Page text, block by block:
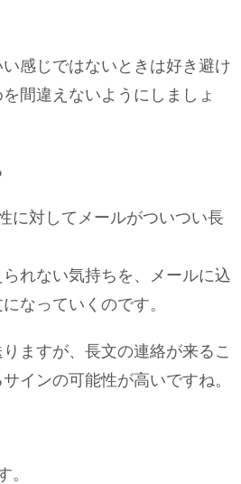
感じではないときは好き避け
間違えないようにしましょ
に対してメールがついつい長
れない気持ちを、メールに込
なっていくのです。
ますが、長文の連絡が来るこ
インの可能性が高いですね。
。